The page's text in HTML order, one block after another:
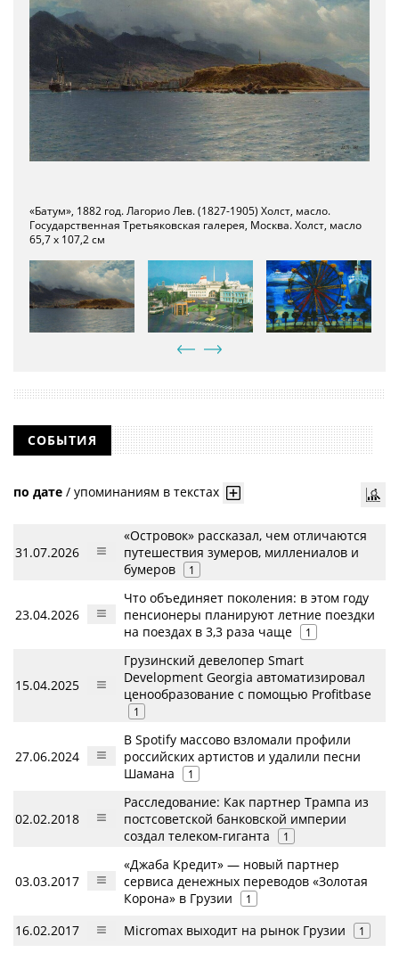
«Батум», 1882 год. Лагорио Лев. (1827-1905) Холст, масло.
Государственная Третьяковская галерея, Москва. Холст, масло
65,7 x 107,2 см
Морской вокзал в Батуми, 1980 год.
Итак, В.А. Ларионова "Колесо обозрения. Батуми" (1975)
СОБЫТИЯ
по дате / упоминаниям в текстах
31.07.2026
«Островок» рассказал, чем отличаются
путешествия зумеров, миллениалов и
бумеров
1
23.04.2026
Что объединяет поколения: в этом году
пенсионеры планируют летние поездки
на поездах в 3,3 раза чаще
1
15.04.2025
Грузинский девелопер Smart
Development Georgia автоматизировал
ценообразование с помощью Profitbase
1
27.06.2024
В Spotify массово взломали профили
российских артистов и удалили песни
Шамана
1
02.02.2018
Расследование: Как партнер Трампа из
постсоветской банковской империи
создал телеком-гиганта
1
03.03.2017
«Джаба Кредит» — новый партнер
сервиса денежных переводов «Золотая
Корона» в Грузии
1
16.02.2017 Micromax выходит на рынок Грузии 1